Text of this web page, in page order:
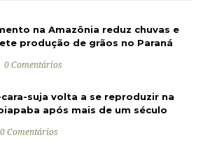
na Amazônia reduz chuvas e
produção de grãos no Paraná
0 Comentários
suja volta a se reproduzir na
após mais de um século
0 Comentários